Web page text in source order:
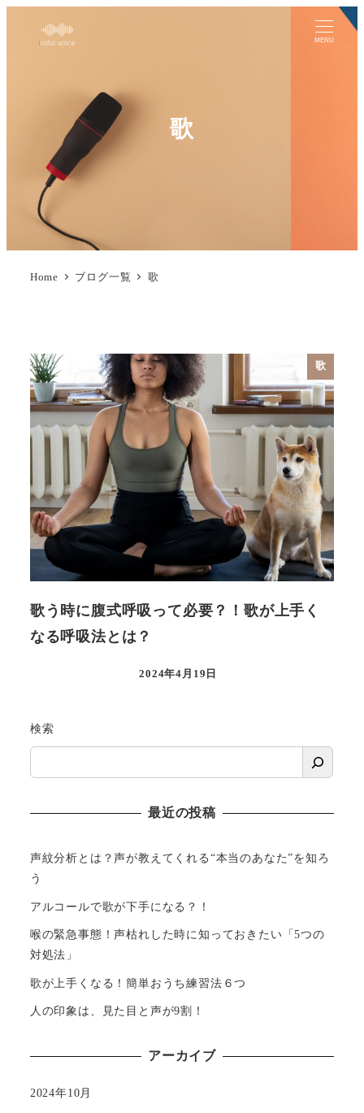
MENU
歌
Home ブログ一覧 歌
歌
歌う時に腹式呼吸って必要？！歌が上手く
なる呼吸法とは？
2024年4月19日
検索
最近の投稿
声紋分析とは？声が教えてくれる“本当のあなた”を知ろ
う
アルコールで歌が下手になる？！
喉の緊急事態！声枯れした時に知っておきたい「5つの
対処法」
歌が上手くなる！簡単おうち練習法６つ
人の印象は、見た目と声が9割！
アーカイブ
2024年10月